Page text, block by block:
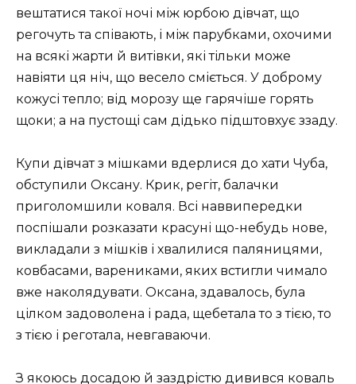
вештатися такої ночі між юрбою дівчат, що
регочуть та співають, і між парубками, охочими
на всякі жарти й витівки, які тільки може
навіяти ця ніч, що весело сміється. У доброму
кожусі тепло; від морозу ще гарячіше горять
щоки; а на пустощі сам дідько підштовхує ззаду.
Купи дівчат з мішками вдерлися до хати Чуба,
обступили Оксану. Крик, регіт, балачки
приголомшили коваля. Всі наввипередки
поспішали розказати красуні що-небудь нове,
викладали з мішків і хвалилися паляницями,
ковбасами, варениками, яких встигли чимало
вже наколядувати. Оксана, здавалось, була
цілком задоволена і рада, щебетала то з тією, то
з тією і реготала, невгаваючи.
З якоюсь досадою й заздрістю дивився коваль